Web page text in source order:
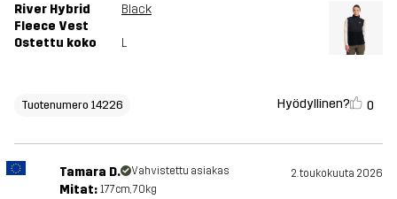
River Hybrid
Fleece Vest
Black
Ostettu koko L
Tuotenumero 14226 Hyödyllinen? 0
Tamara D. Vahvistettu asiakas 2. toukokuuta 2026
Mitat: 177cm, 70kg